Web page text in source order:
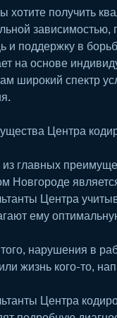
хотите получить
и поддержку в
на основе
широкий спектр
Центра
главных
Новгороде
Центра
ему
нарушения в
жизнь кого-то,
Центра